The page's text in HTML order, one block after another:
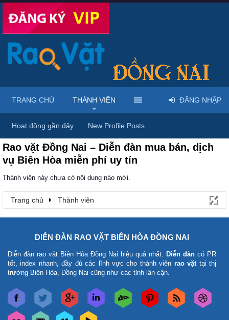
Trang chủ Thành viên
Rao vặt Đồng Nai – Diễn đàn mua bán, dịch
vụ Biên Hòa miễn phí uy tín
Thành viên này chưa có nội dung nào mới.
Trang chủ Thành viên
TRANG CHỦ THÀNH VIÊN
Hoạt động gần đây New Profile Posts
ĐĂNG NHẬP
DIỄN ĐÀN RAO VẶT BIÊN HÒA ĐỒNG NAI
Diễn đàn rao vặt Biên Hòa Đồng Nai hiệu quả nhất. Diễn đàn có PR
tốt, index nhanh, đầy đủ các lĩnh vực cho thành viên rao vặttại thị
trường Biên Hòa, Đồng Nai cũng như các tỉnh lân cận.